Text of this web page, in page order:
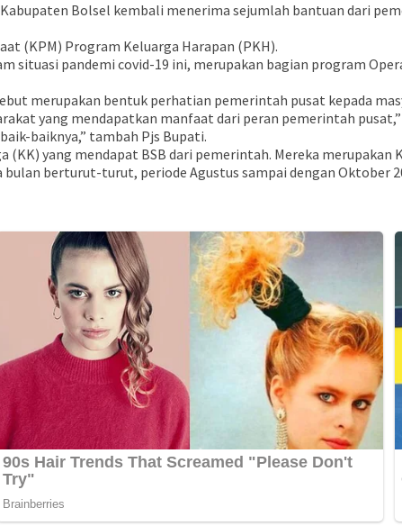
Bolsel kembali menerima sejumlah bantuan dari
(KPM) Program Keluarga Harapan (PKH).
pandemi covid-19 ini, merupakan bagian program
merupakan bentuk perhatian pemerintah pusat kepada
yang mendapatkan manfaat dari peran pemerintah
baiknya,” tambah Pjs Bupati.
yang mendapat BSB dari pemerintah. Mereka merupakan
berturut-turut, periode Agustus sampai dengan Oktober